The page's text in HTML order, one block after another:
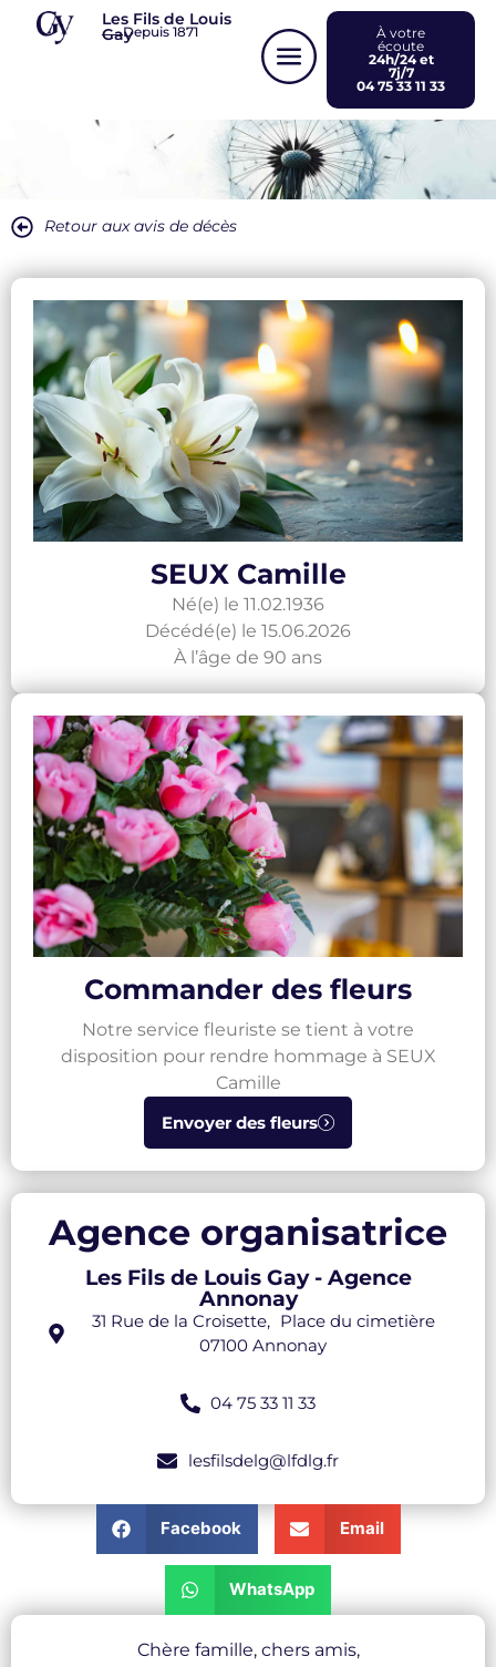
Panneau de gestion des cookies
Les Fils de Louis
GayDepuis 1871
À votre
écoute
24h/24 et
7j/7
04 75 33 11 33
Retour aux avis de décès
SEUX Camille
Né(e) le 11.02.1936
Décédé(e) le 15.06.2026
À l’âge de 90 ans
Commander des fleurs
Notre service fleuriste se tient à votre
disposition pour rendre hommage à SEUX
Camille
Envoyer des fleurs
Chère famille, chers amis,
Agence organisatrice
Les Fils de Louis Gay - Agence
Annonay
31 Rue de la Croisette, Place du cimetière
07100 Annonay
04 75 33 11 33
lesfilsdelg@lfdlg.fr
Facebook Email
WhatsApp